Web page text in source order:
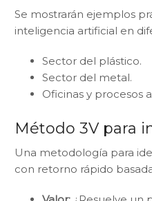
Se mostrarán ejemplos
inteligencia artificial en
Sector del plástico.
Sector del metal.
Oficinas y procesos
Método 3V para
Una metodología para
con retorno rápido